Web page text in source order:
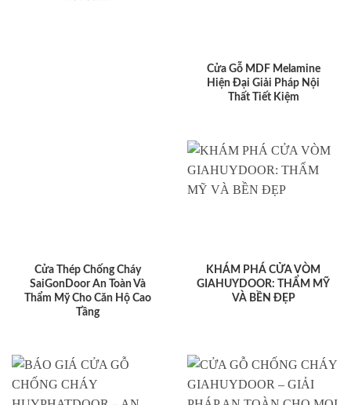
Cửa Gỗ MDF Melamine
Hiện Đại Giải Pháp Nội
Thất Tiết Kiệm
Cửa Thép Chống Cháy
SaiGonDoor An Toàn Và
Thẩm Mỹ Cho Căn Hộ Cao
Tầng
KHÁM PHÁ CỬA VÒM
GIAHUYDOOR: THẨM MỸ
VÀ BỀN ĐẸP